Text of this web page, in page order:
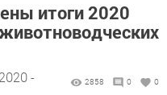
итоги 2020
-
2858 0 0